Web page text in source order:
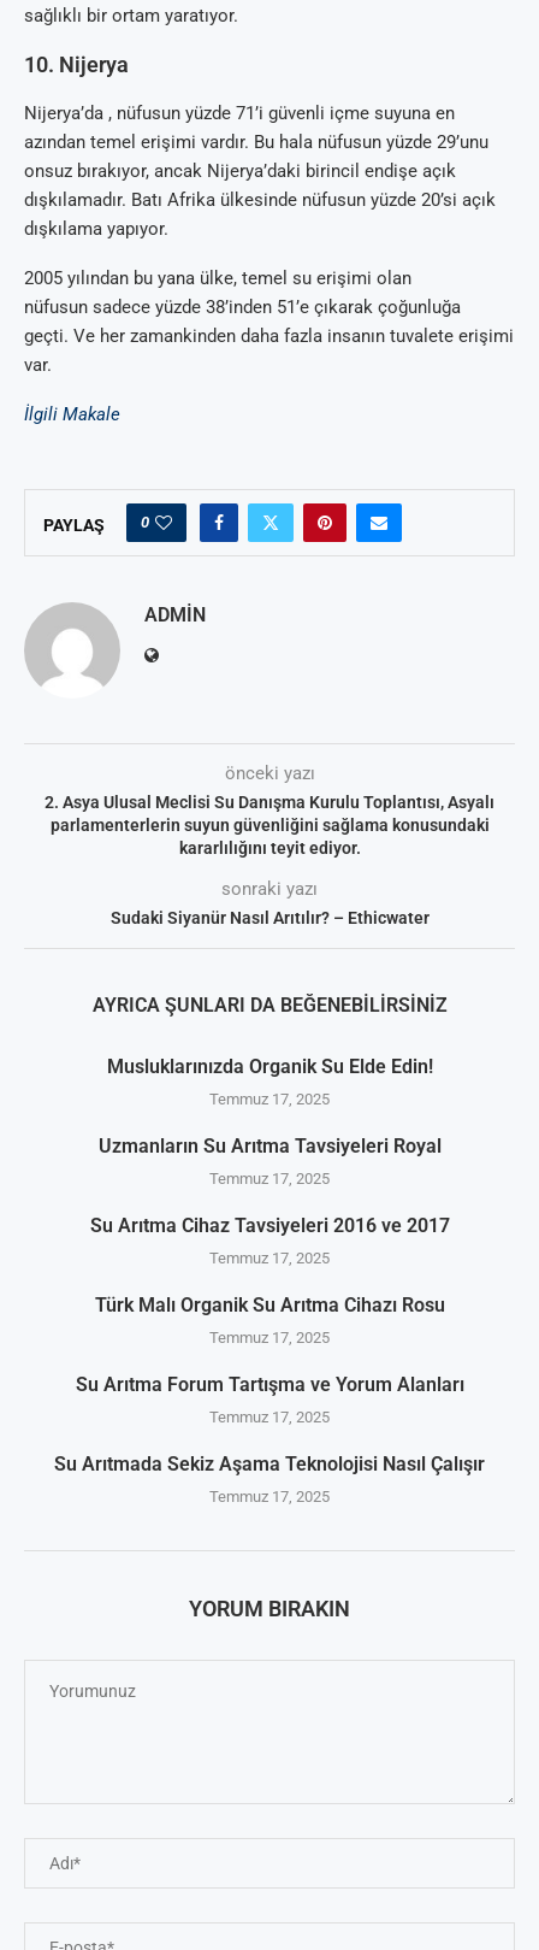
sağlıklı bir ortam yaratıyor.
10. Nijerya
Nijerya’da , nüfusun yüzde 71’i güvenli içme suyuna en
azından temel erişimi vardır. Bu hala nüfusun yüzde 29’unu
onsuz bırakıyor, ancak Nijerya’daki birincil endişe açık
dışkılamadır. Batı Afrika ülkesinde nüfusun yüzde 20’si açık
dışkılama yapıyor.
2005 yılından bu yana ülke, temel su erişimi olan
nüfusun sadece yüzde 38’inden 51’e çıkarak çoğunluğa
geçti. Ve her zamankinden daha fazla insanın tuvalete erişimi
var.
İlgili Makale
PAYLAŞ 0
ADMIN
önceki yazı
2. Asya Ulusal Meclisi Su Danışma Kurulu Toplantısı, Asyalı
parlamenterlerin suyun güvenliğini sağlama konusundaki
kararlılığını teyit ediyor.
sonraki yazı
Sudaki Siyanür Nasıl Arıtılır? – Ethicwater
AYRICA ŞUNLARI DA BEĞENEBILIRSINIZ
Musluklarınızda Organik Su Elde Edin!
Temmuz 17, 2025
Uzmanların Su Arıtma Tavsiyeleri Royal
Temmuz 17, 2025
Su Arıtma Cihaz Tavsiyeleri 2016 ve 2017
Temmuz 17, 2025
Türk Malı Organik Su Arıtma Cihazı Rosu
Temmuz 17, 2025
Su Arıtma Forum Tartışma ve Yorum Alanları
Temmuz 17, 2025
Su Arıtmada Sekiz Aşama Teknolojisi Nasıl Çalışır
Temmuz 17, 2025
YORUM BIRAKIN